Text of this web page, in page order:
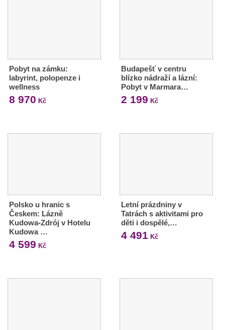
Pobyt na zámku:
labyrint, polopenze i
wellness
8 970 Kč
Budapešť v centru
blízko nádraží a lázní:
Pobyt v Marmara…
2 199 Kč
Polsko u hranic s
Českem: Lázně
Kudowa-Zdrój v Hotelu
Kudowa …
4 599 Kč
Letní prázdniny v
Tatrách s aktivitami pro
děti i dospělé,…
4 491 Kč